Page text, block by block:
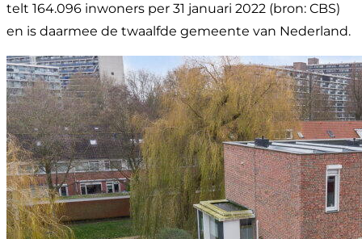
telt 164.096 inwoners per 31 januari 2022 (bron: CBS)
en is daarmee de twaalfde gemeente van Nederland.